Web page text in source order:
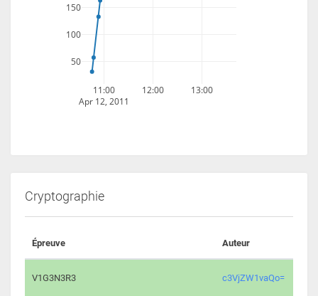
11:00
Apr 12, 2011
12:00 13:00
50
100
150
Cryptographie
Épreuve Auteur
V1G3N3R3 c3VjZW1vaQo=